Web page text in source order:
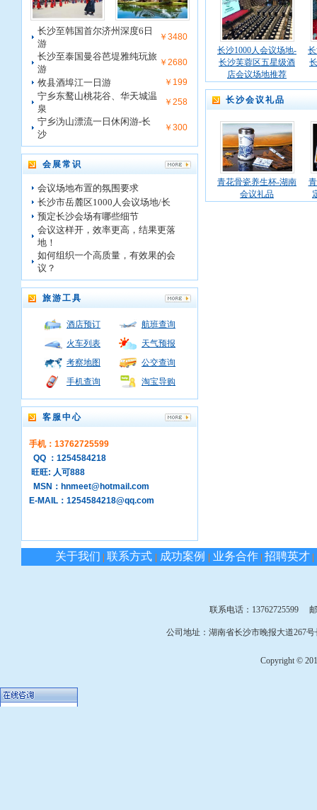
长沙至韩国首尔济州深度6日
游
￥3480
长沙至泰国曼谷芭堤雅纯玩旅
游
￥2680
攸县酒埠江一日游 ￥199
宁乡东鹜山桃花谷、华天城温
泉
￥258
宁乡沩山漂流一日休闲游-长
沙
￥300
会展常识
会议场地布置的氛围要求
长沙市岳麓区1000人会议场地/长
预定长沙会场有哪些细节
会议这样开，效率更高，结果更落
地！
如何组织一个高质量，有效果的会
议？
旅游工具
酒店预订
航班查询
火车列表
天气预报
考察地图
公交查询
手机查询
淘宝导购
客服中心
手机：13762725599
QQ ：1254584218
旺旺: 人可888
MSN：hnmeet@hotmail.com
E-MAIL：1254584218@qq.com
长沙1000人会议场地-
长沙芙蓉区五星级酒
店会议场地推荐
长沙会议礼品
青花骨瓷养生杯-湖南
会议礼品
关于我们 | 联系方式 | 成功案例 | 业务合作 | 招聘英才 |
联系电话：13762725599
公司地址：湖南省长沙市晚报大道267
Copyright ©